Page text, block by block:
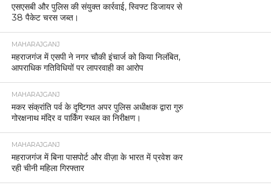
एसएसबी और पुलिस की संयुक्त कार्रवाई, स्विफ्ट डिजायर से
38 पैकेट चरस जब्त।
MAHARAJGANJ
महराजगंज में एसपी ने नगर चौकी इंचार्ज को किया निलंबित,
आपराधिक गतिविधियों पर लापरवाही का आरोप
MAHARAJGANJ
मकर संक्रांति पर्व के दृष्टिगत अपर पुलिस अधीक्षक द्वारा गुरु
गोरक्षनाथ मंदिर व पार्किंग स्थल का निरीक्षण।
MAHARAJGANJ
महराजगंज में बिना पासपोर्ट और वीज़ा के भारत में प्रवेश कर
रही चीनी महिला गिरफ्तार